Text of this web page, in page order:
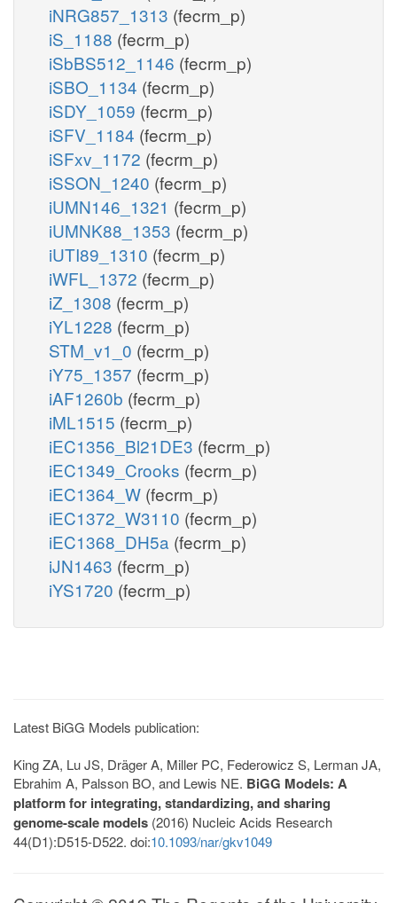
iNRG857_1313 (fecrm_p)
iS_1188 (fecrm_p)
iSbBS512_1146 (fecrm_p)
iSBO_1134 (fecrm_p)
iSDY_1059 (fecrm_p)
iSFV_1184 (fecrm_p)
iSFxv_1172 (fecrm_p)
iSSON_1240 (fecrm_p)
iUMN146_1321 (fecrm_p)
iUMNK88_1353 (fecrm_p)
iUTI89_1310 (fecrm_p)
iWFL_1372 (fecrm_p)
iZ_1308 (fecrm_p)
iYL1228 (fecrm_p)
STM_v1_0 (fecrm_p)
iY75_1357 (fecrm_p)
iAF1260b (fecrm_p)
iML1515 (fecrm_p)
iEC1356_Bl21DE3 (fecrm_p)
iEC1349_Crooks (fecrm_p)
iEC1364_W (fecrm_p)
iEC1372_W3110 (fecrm_p)
iEC1368_DH5a (fecrm_p)
iJN1463 (fecrm_p)
iYS1720 (fecrm_p)
Latest BiGG Models publication:
King ZA, Lu JS, Dräger A, Miller PC, Federowicz S, Lerman JA,
Ebrahim A, Palsson BO, and Lewis NE. BiGG Models: A
platform for integrating, standardizing, and sharing
genome-scale models (2016) Nucleic Acids Research
44(D1):D515-D522. doi:10.1093/nar/gkv1049